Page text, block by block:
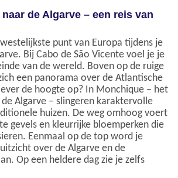
naar de Algarve – een reis van
punt van Europa tijdens je
Bij Cabo de São Vicente voel je je
van de wereld. Boven op de ruige
een panorama over de Atlantische
de hoogte op? In Monchique – het
Algarve – slingeren karaktervolle
huizen. De weg omhoog voert
gevels en kleurrijke bloemperken die
Eenmaal op de top word je
over de Algarve en de
Op een heldere dag zie je zelfs